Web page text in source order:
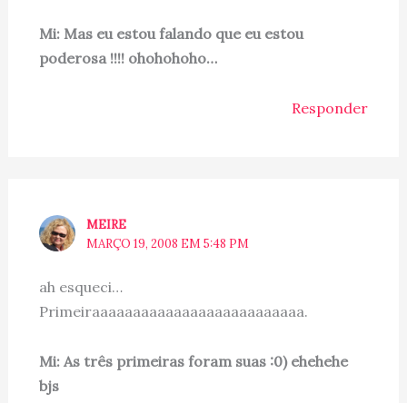
Mi: Mas eu estou falando que eu estou
poderosa !!!! ohohohoho…
Responder
MEIRE
MARÇO 19, 2008 EM 5:48 PM
ah esqueci…
Primeiraaaaaaaaaaaaaaaaaaaaaaaaaa.
Mi: As três primeiras foram suas :0) ehehehe
bjs